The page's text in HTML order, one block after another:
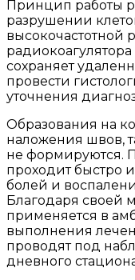
Принцип работы
разрушении
высокочастотной
радиокоагулятора
сохраняет
провести
уточнения
Образования на
наложения швов,
не формируются.
проходит быстро
болей и
Благодаря своей
применяется в
выполнения
проводят под
дневного